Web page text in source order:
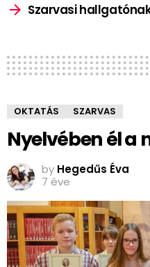
Szarvasi
OKTATÁS SZARVAS
Nyelvében él a
by Hegedűs Éva
7 éve